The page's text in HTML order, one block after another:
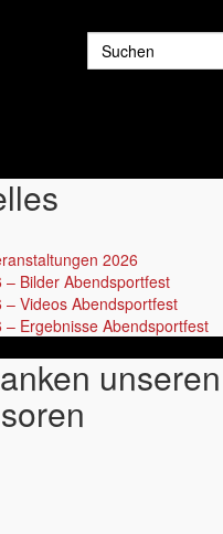
Search
for:
2026
– Bilder Abendsportfest
– Videos Abendsportfest
– Ergebnisse Abendsportfest
unseren